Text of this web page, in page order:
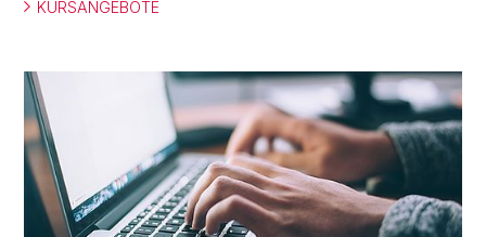
KURSANGEBOTE